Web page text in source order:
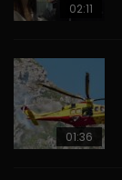
02:11
01:36